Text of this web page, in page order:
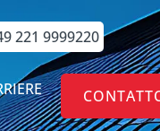
221 9999220